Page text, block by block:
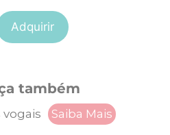
Adquirir
também
vogais Saiba Mais